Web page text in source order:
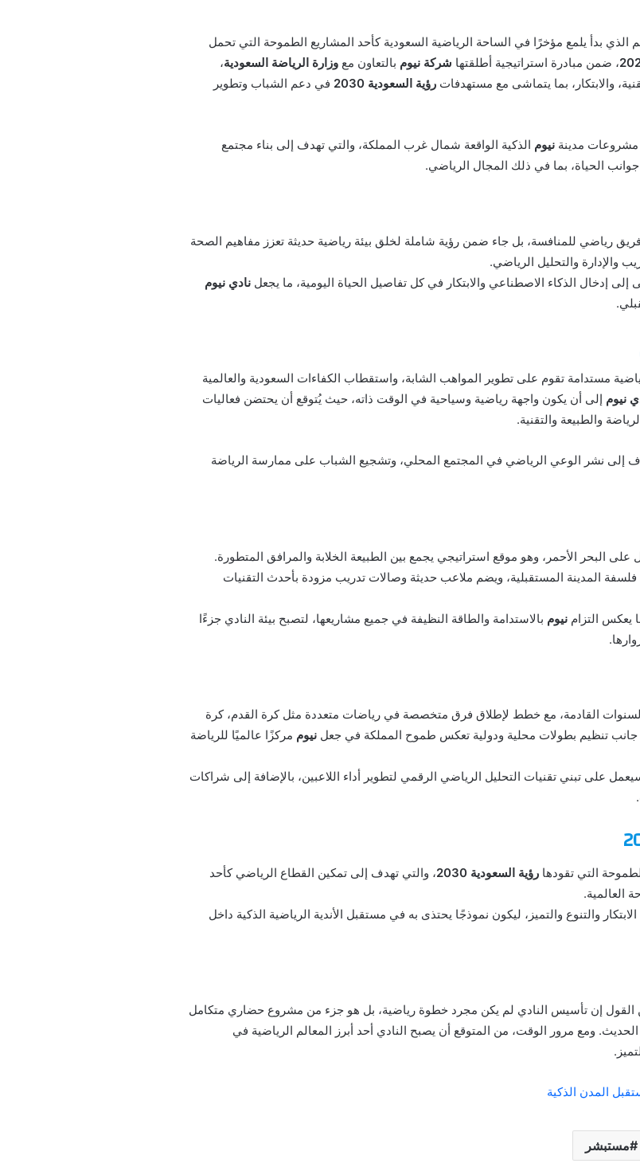
الذي بدأ يلمع مؤخرًا في الساحة الرياضية السعودية كأحد المشاريع الطموحة التي تحمل
، ضمن مبادرة استراتيجية أطلقتها شركة نيوم بالتعاون مع وزارة الرياضة السعودية،
والابتكار، بما يتماشى مع مستهدفات رؤية السعودية 2030
في دعم الشباب وتطوير
مشروعات مدينة نيوم الذكية الواقعة شمال غرب المملكة، والتي تهدف إلى بناء مجتمع
الحياة، بما في ذلك المجال الرياضي.
رياضي للمنافسة، بل جاء ضمن رؤية شاملة لخلق بيئة رياضية حديثة تعزز مفاهيم الصحة
والإدارة والتحليل الرياضي.
إلى إدخال الذكاء الاصطناعي والابتكار في كل تفاصيل الحياة اليومية، ما يجعل نادي نيوم
مستدامة تقوم على تطوير المواهب الشابة، واستقطاب الكفاءات السعودية والعالمية
نيوم إلى أن يكون واجهة رياضية وسياحية في الوقت ذاته، حيث يُتوقع أن يحتضن فعاليات
والطبيعة والتقنية.
إلى نشر الوعي الرياضي في المجتمع المحلي، وتشجيع الشباب على ممارسة الرياضة
على البحر الأحمر، وهو موقع استراتيجي يجمع بين الطبيعة الخلابة والمرافق المتطورة.
المدينة المستقبلية، ويضم ملاعب حديثة وصالات تدريب مزودة بأحدث التقنيات
يعكس التزام نيوم بالاستدامة والطاقة النظيفة في جميع مشاريعها، لتصبح بيئة النادي جزءًا
القادمة، مع خطط لإطلاق فرق متخصصة في رياضات متعددة مثل كرة القدم، كرة
جانب تنظيم بطولات محلية ودولية تعكس طموح المملكة في جعل نيوم مركزًا عالميًا للرياضة
على تبني تقنيات التحليل الرياضي الرقمي لتطوير أداء اللاعبين، بالإضافة إلى شراكات
التي تقودها رؤية السعودية 2030
، والتي تهدف إلى تمكين القطاع الرياضي كأحد
العالمية.
والتنوع والتميز، ليكون نموذجًا يحتذى به في مستقبل الأندية الرياضية الذكية داخل
القول إن تأسيس النادي لم يكن مجرد خطوة رياضية، بل هو جزء من مشروع حضاري متكامل
ومع مرور الوقت، من المتوقع أن يصبح النادي أحد أبرز المعالم الرياضية في
مستبشر